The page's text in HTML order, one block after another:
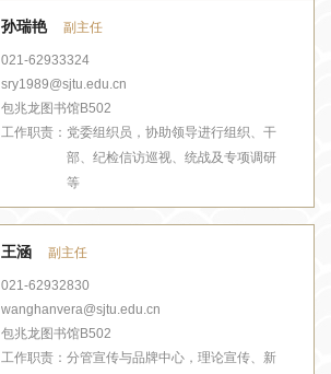
孙瑞艳 副主任
021-62933324
sry1989@sjtu.edu.cn
包兆龙图书馆B502
工作职责： 党委组织员，协助领导进行组织、干
部、纪检信访巡视、统战及专项调研
等
王涵 副主任
021-62932830
wanghanvera@sjtu.edu.cn
包兆龙图书馆B502
工作职责： 分管宣传与品牌中心，理论宣传、新